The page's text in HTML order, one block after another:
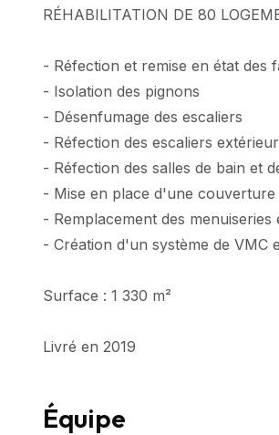
RÉHABILITATION DE 80
- Réfection et remise en état des
- Isolation des pignons
- Désenfumage des escaliers
- Réfection des escaliers
- Réfection des salles de bain et
- Mise en place d'une couverture
- Remplacement des
- Création d'un système de VMC
Surface : 1 330 m²
Livré en 2019
Équipe